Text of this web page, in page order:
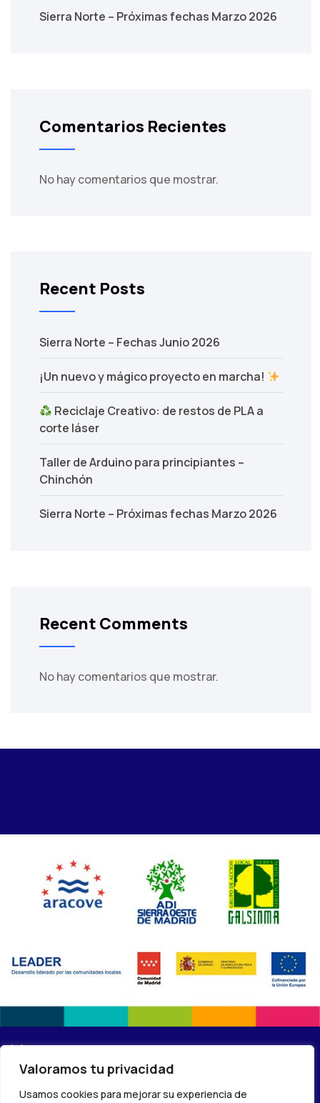
Valoramos tu privacidad
Usamos cookies para mejorar su experiencia de
Sierra Norte – Próximas fechas Marzo 2026
Comentarios Recientes
No hay comentarios que mostrar.
Recent Posts
Sierra Norte – Fechas Junio 2026
¡Un nuevo y mágico proyecto en marcha!
Reciclaje Creativo: de restos de PLA a
corte láser
Taller de Arduino para principiantes –
Chinchón
Sierra Norte – Próximas fechas Marzo 2026
Recent Comments
No hay comentarios que mostrar.
(C) 2024 – Red de centros Madrid Rural Lab –Política de
privacidad